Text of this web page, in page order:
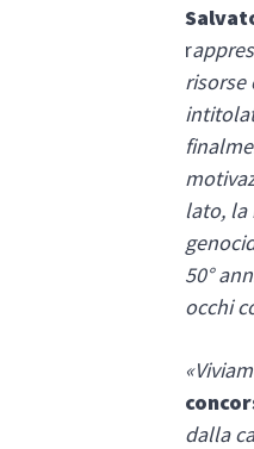
r
risorse
lato, la
50°
occhi
dalla